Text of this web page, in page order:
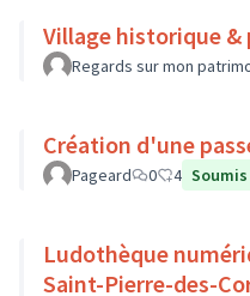
Village historique &
Regards sur mon
Création d'une
Pageard 0 4
Ludothèque
Saint-Pierre-des-